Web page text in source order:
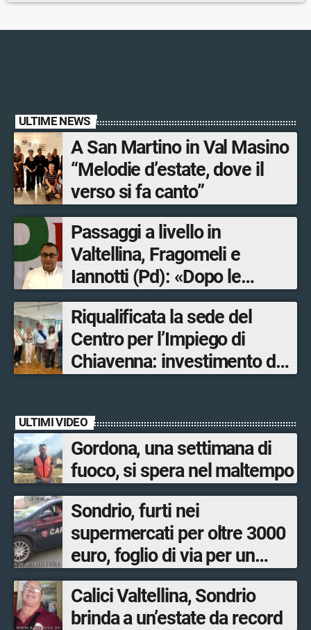
ULTIME NEWS
A San Martino in Val Masino
“Melodie d’estate, dove il
verso si fa canto”
Passaggi a livello in
Valtellina, Fragomeli e
Iannotti (Pd): «Dopo le
Olimpiadi solo un terzo delle
opere sostitutive sarà
ultimato entro il 2026»
Riqualificata la sede del
Centro per l’Impiego di
Chiavenna: investimento da
ULTIMI VIDEO
Gordona, una settimana di
fuoco, si spera nel maltempo
Sondrio, furti nei
supermercati per oltre 3000
euro, foglio di via per un
ventinovenne
Calici Valtellina, Sondrio
brinda a un’estate da record